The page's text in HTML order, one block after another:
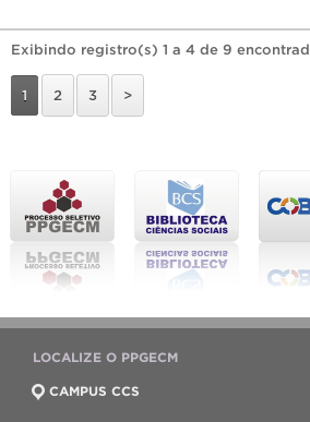
Exibindo registro(s) 1 a 4 de 9
1 2 3 >
LOCALIZE O PPGECM
CAMPUS CCS